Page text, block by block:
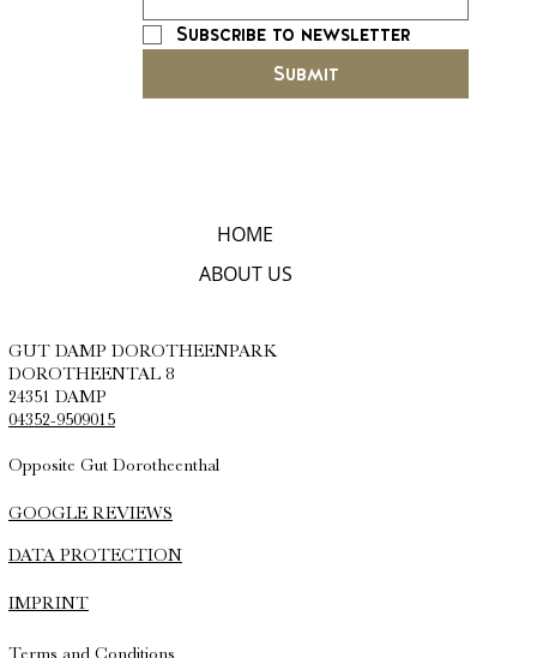
HOME
ABOUT US
GUT DAMP DOROTHEENPARK
DOROTHEENTAL 8
24351 DAMP
04352-9509015
Opposite Gut Dorotheenthal
GOOGLE REVIEWS
DATA PROTECTION
IMPRINT
Subscribe to newsletter
Submit